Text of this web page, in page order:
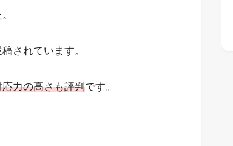
されています。
応力の高さも評判です。